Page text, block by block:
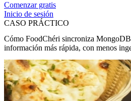
Comenzar gratis
Inicio de sesión
CASO PRÁCTICO
Cómo FoodChéri sincroniza
información más rápida, con menos